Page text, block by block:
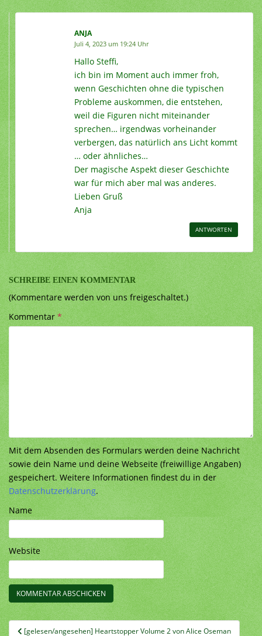
ANJA
Juli 4, 2023 um 19:24 Uhr
Hallo Steffi,
ich bin im Moment auch immer froh,
wenn Geschichten ohne die typischen
Probleme auskommen, die entstehen,
weil die Figuren nicht miteinander
sprechen… irgendwas vorheinander
verbergen, das natürlich ans Licht kommt
… oder ähnliches…
Der magische Aspekt dieser Geschichte
war für mich aber mal was anderes.
Lieben Gruß
Anja
ANTWORTEN
SCHREIBE EINEN KOMMENTAR
(Kommentare werden von uns freigeschaltet.)
Kommentar*
Mit dem Absenden des Formulars werden deine Nachricht
sowie dein Name und deine Webseite (freiwillige Angaben)
gespeichert. Weitere Informationen findest du in der
Datenschutzerklärung.
Name
Website
Beitragsnavigation
[gelesen/angesehen] Heartstopper Volume 2 von Alice Oseman